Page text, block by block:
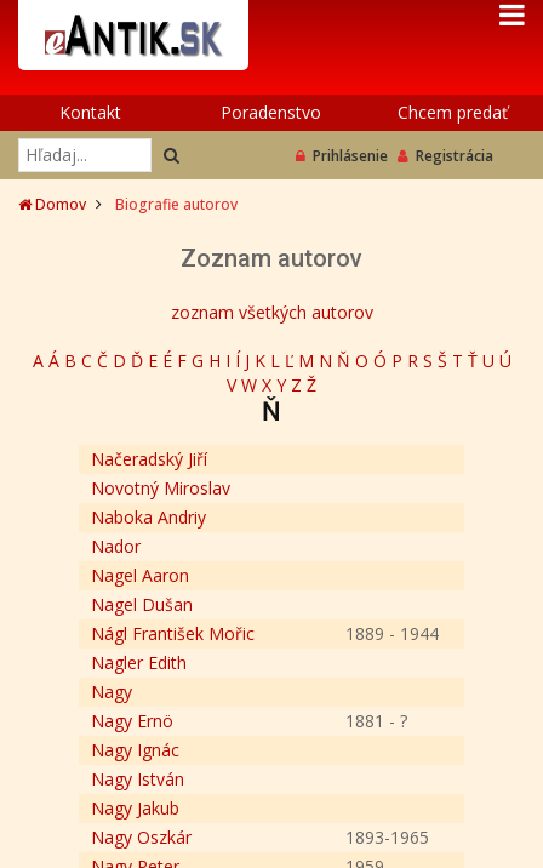
Kontakt Poradenstvo Chcem predať
Prihlásenie Registrácia
Domov Biografie autorov
Zoznam autorov
zoznam všetkých autorov
A Á B C Č D Ď E É F G H I Í J K L Ľ M N Ň O Ó P R S Š T Ť U Ú
V W X Y Z Ž
Ň
Načeradský Jiří
Novotný Miroslav
Naboka Andriy
Nador
Nagel Aaron
Nagel Dušan
Nágl František Mořic
1889 - 1944
Nagler Edith
Nagy
Nagy Ernö
1881 - ?
Nagy Ignác
Nagy István
Nagy Jakub
Nagy Oszkár
1893-1965